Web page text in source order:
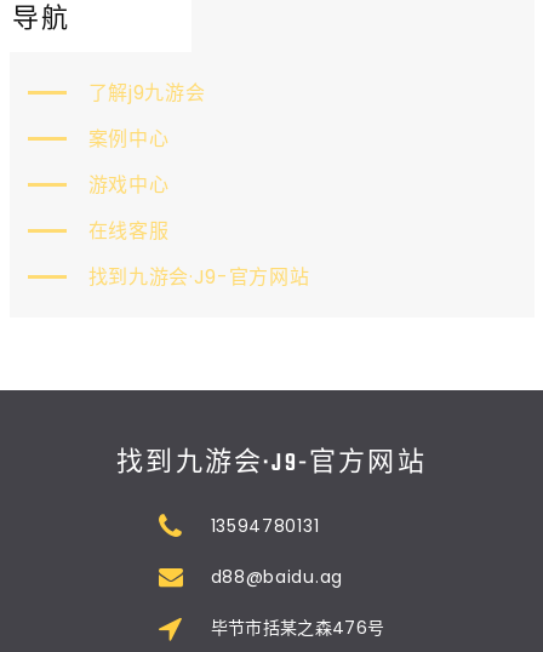
导航
了解j9九游会
案例中心
游戏中心
在线客服
找到九游会·J9-官方网站
找到九游会·J9-官方网站
13594780131
d88@baidu.ag
毕节市括某之森476号